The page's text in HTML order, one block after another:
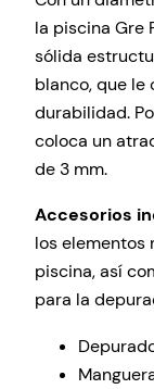
la piscina Gre
sólida
blanco, que le
durabilidad.
coloca un
de 3 mm.
Accesorios
los elementos
piscina, así
para la